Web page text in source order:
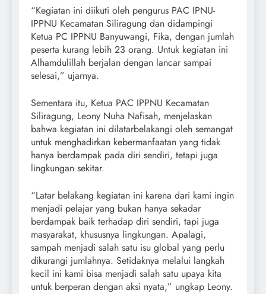
“Kegiatan ini diikuti oleh pengurus PAC IPNU-
IPPNU Kecamatan Siliragung dan didampingi
Ketua PC IPPNU Banyuwangi, Fika, dengan jumlah
peserta kurang lebih 23 orang. Untuk kegiatan ini
Alhamdulillah berjalan dengan lancar sampai
selesai,” ujarnya.
Sementara itu, Ketua PAC IPPNU Kecamatan
Siliragung, Leony Nuha Nafisah, menjelaskan
bahwa kegiatan ini dilatarbelakangi oleh semangat
untuk menghadirkan kebermanfaatan yang tidak
hanya berdampak pada diri sendiri, tetapi juga
lingkungan sekitar.
“Latar belakang kegiatan ini karena dari kami ingin
menjadi pelajar yang bukan hanya sekadar
berdampak baik terhadap diri sendiri, tapi juga
masyarakat, khususnya lingkungan. Apalagi,
sampah menjadi salah satu isu global yang perlu
dikurangi jumlahnya. Setidaknya melalui langkah
kecil ini kami bisa menjadi salah satu upaya kita
untuk berperan dengan aksi nyata,” ungkap Leony.